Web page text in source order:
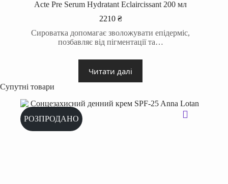
Acte Pre Serum Hydratant Eclaircissant 200 мл
2210 ₴
Сироватка допомагає зволожувати епідерміс,
позбавляє від пігментації та…
Читати далі
Супутні товари
РОЗПРОДАНО